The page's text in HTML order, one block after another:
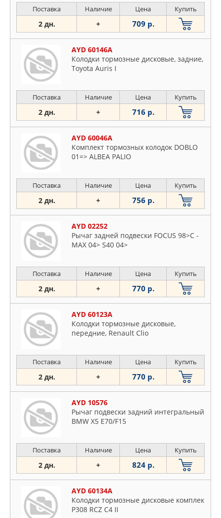
Поставка Наличие Цена Купить
2 дн. + 709 р.
AYD 60146A
Колодки тормозные дисковые, задние,
Toyota Auris I
Поставка Наличие Цена Купить
2 дн. + 716 р.
AYD 60046A
Комплект тормозных колодок DOBLO
01=> ALBEA PALIO
Поставка Наличие Цена Купить
2 дн. + 756 р.
AYD 02252
Рычаг задней подвески FOCUS 98>C -
MAX 04> S40 04>
Поставка Наличие Цена Купить
2 дн. + 770 р.
AYD 60123A
Колодки тормозные дисковые,
передние, Renault Clio
Поставка Наличие Цена Купить
2 дн. + 770 р.
AYD 10576
Рычаг подвески задний интегральный
BMW X5 E70/F15
Поставка Наличие Цена Купить
2 дн. + 824 р.
AYD 60134A
Колодки тормозные дисковые комплек
P308 RCZ C4 II